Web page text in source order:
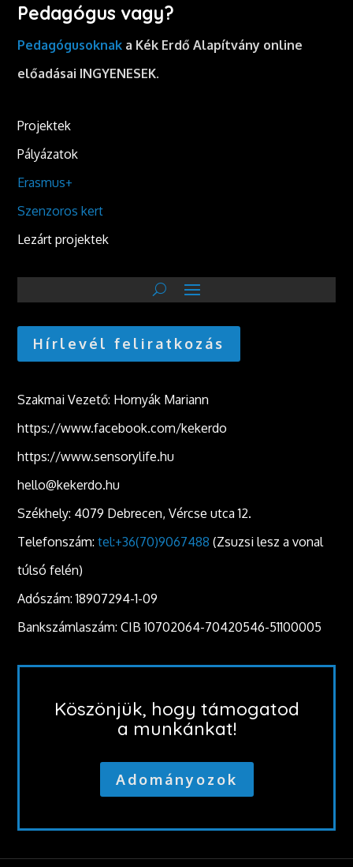
Pedagógus vagy?
Pedagógusoknak a Kék Erdő Alapítvány online
előadásai INGYENESEK.
Projektek
Pályázatok
Erasmus+
Szenzoros kert
Lezárt projektek
Hírlevél feliratkozás
Szakmai Vezető: Hornyák Mariann
https://www.facebook.com/kekerdo
https://www.sensorylife.hu
hello@kekerdo.hu
Székhely: 4079 Debrecen, Vércse utca 12.
Telefonszám:tel:+36(70)9067488 (Zsuzsi lesz a vonal
túlsó felén)
Adószám: 18907294-1-09
Bankszámlaszám: CIB 10702064-70420546-51100005
Köszönjük, hogy támogatod
a munkánkat!
Adományozok